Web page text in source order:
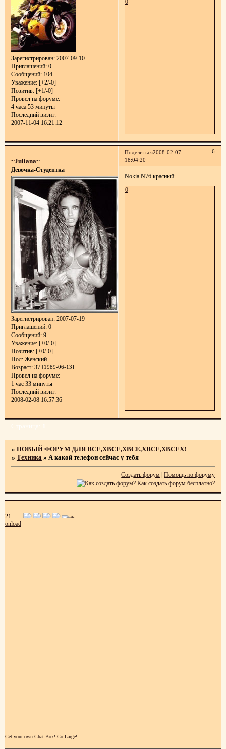
Зарегистрирован: 2007-09-10
Приглашений:0
Сообщений:104
Уважение: [+2/-0]
Позитив: [+1/-0]
Провел на форуме:
4 часа 53 минуты
Последний визит:
2007-11-04 16:21:12
0
Поделиться 6
2008-02-07
18:04:20
~Juliana~
Девочка-Студентка
Зарегистрирован: 2007-07-19
Приглашений:0
Сообщений:9
Уважение: [+0/-0]
Позитив: [+0/-0]
Пол:Женский
Возраст:37 [1989-06-13]
Провел на форуме:
1 час 33 минуты
Последний визит:
2008-02-08 16:57:36
Nokia N76 красный
0
Страница: 1
» НОВЫЙ ФОРУМ ДЛЯ ВСЕ,ХВСЕ,ХВСЕ,ХВСЕ,ХВСЕХ!
» Техника » А какой телефон сейчас у тебя
Создать форум |Помощь по форуму
21
onload
Get your own Chat Box! Go Large!